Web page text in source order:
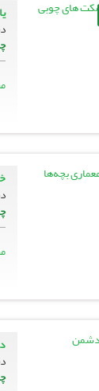
دوره
دوره
دوره